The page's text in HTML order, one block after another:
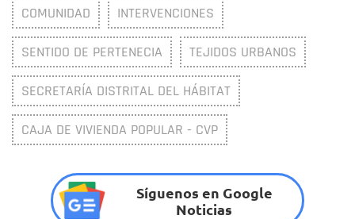
COMUNIDAD INTERVENCIONES
SENTIDO DE PERTENECIA TEJIDOS URBANOS
SECRETARÍA DISTRITAL DEL HÁBITAT
CAJA DE VIVIENDA POPULAR - CVP
Síguenos en Google
Noticias